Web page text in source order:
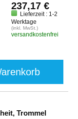
237,17 €
Lieferzeit : 1-2
Werktage
(inkl. MwSt.)
versandkostenfrei
Trommel